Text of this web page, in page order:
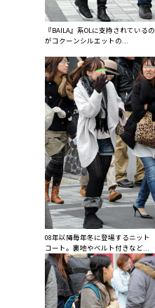
『BAILA』系OLに支持されているの
がコクーンシルエットの...
08年以降毎年冬に登場するニット
コート。裏地やベルト付きなど...